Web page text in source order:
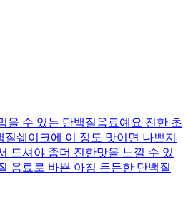
을 수 있는 단백질음료예요 진한 초
쉐이크에 이 정도 맛이면 나쁘지
드셔야 좀더 진한맛을 느낄 수 있
음료로 바쁜 아침 든든한 단백질